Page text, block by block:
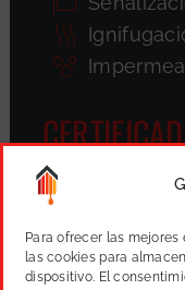
Para ofrecer las
las cookies para
dispositivo. El